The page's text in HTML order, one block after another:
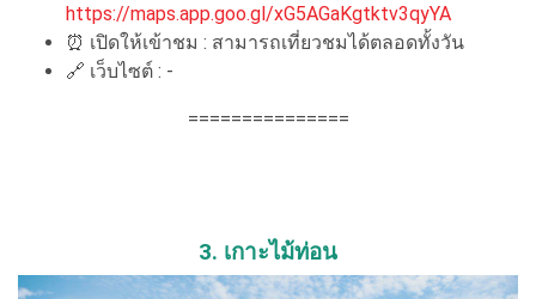
https://maps.app.goo.gl/xG5AGaKgtktv3qyYA
⏰ เปิดให้เข้าชม : สามารถเที่ยวชมได้ตลอดทั้งวัน
🔗 เว็บไซต์ : -
===============
3. เกาะไม้ท่อน